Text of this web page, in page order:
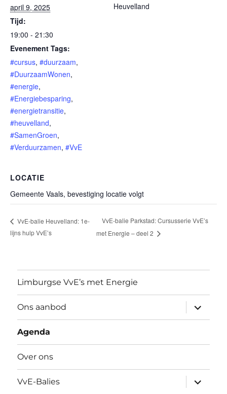
april 9, 2025
Tijd:
19:00 - 21:30
Evenement Tags:
#cursus, #duurzaam,
#DuurzaamWonen,
#energie,
#Energiebesparing,
#energietransitie,
#heuvelland,
#SamenGroen,
#Verduurzamen, #VvE
Heuvelland
LOCATIE
Gemeente Vaals, bevestiging locatie volgt
VvE-balie Heuvelland: 1e-
lijns hulp VvE’s
VvE-balie Parkstad: Cursusserie VvE’s
met Energie – deel 2
Limburgse VvE’s met Energie
Ons aanbod
Agenda
Over ons
VvE-Balies